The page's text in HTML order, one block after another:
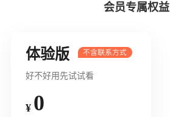
会员专属权益
体验版
好不好用先试试看
¥ 0